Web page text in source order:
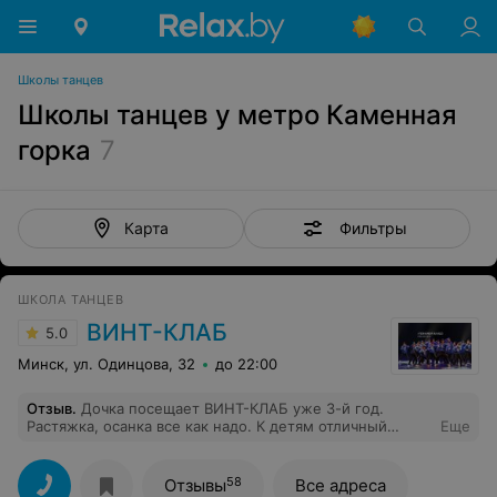
Школы танцев
Школы танцев у метро Каменная
горка 7
Карта Фильтры
ШКОЛА ТАНЦЕВ
5.0 ВИНТ-КЛАБ
Минск, ул. Одинцова, 32 до 22:00
Отзыв. Дочка посещает ВИНТ-КЛАБ уже 3-й год.
Растяжка, осанка все как надо. К детям отличный
отличные, есть с чем сравнивать.
Еще
Отзывы58 Все адреса